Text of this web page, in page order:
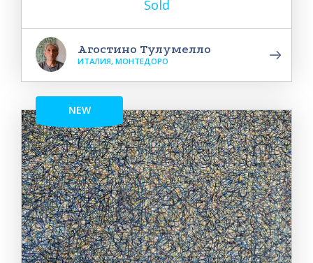
Sold
Агостино Тулумелло
ИТАЛИЯ, МОНТЕДОРО
NEW